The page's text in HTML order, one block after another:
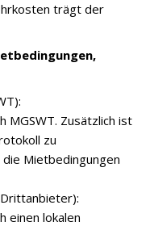
trägt der
Zusätzlich ist
zu
Mietbedingungen
einen lokalen